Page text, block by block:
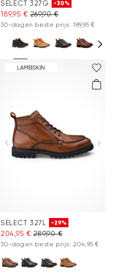
SELECT 327G -30%
189,95 € 269,90 €
30-dagen beste prijs: 189,95 €
SELECT 327L -29%
204,95 € 289,90 €
30-dagen beste prijs: 204,95 €